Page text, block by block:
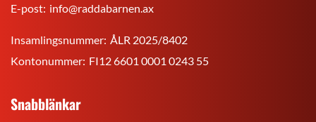
E-post: info@raddabarnen.ax
Insamlingsnummer: ÅLR 2025/8402
Kontonummer: FI12 6601 0001 0243 55
Snabblänkar